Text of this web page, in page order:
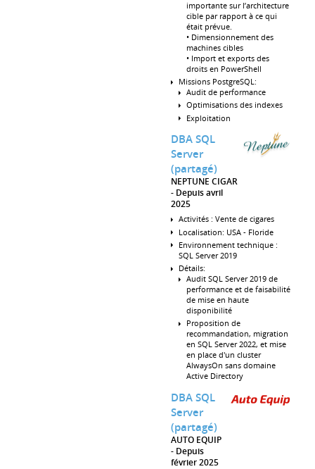
importante sur l’architecture
cible par rapport à ce qui
était prévue.
• Dimensionnement des
machines cibles
• Import et exports des
droits en PowerShell
Missions PostgreSQL:
Audit de performance
Optimisations des indexes
Exploitation
DBA SQL
Server
(partagé)
NEPTUNE CIGAR
Depuis avril
2025
Activités : Vente de cigares
Localisation: USA - Floride
Environnement technique :
SQL Server 2019
Détails:
Audit SQL Server 2019 de
performance et de faisabilité
de mise en haute
disponibilité
Proposition de
recommandation, migration
en SQL Server 2022, et mise
en place d'un cluster
AlwaysOn sans domaine
Active Directory
DBA SQL
Server
(partagé)
AUTO EQUIP
Depuis
février 2025